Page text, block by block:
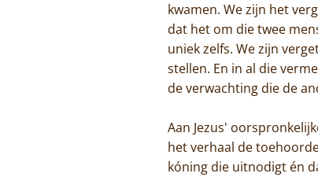
kwamen. We zijn het
dat het om die twee
uniek zelfs. We zijn
stellen. En in al die
de verwachting die de
Aan Jezus'
het verhaal de
kóning die uitnodigt én